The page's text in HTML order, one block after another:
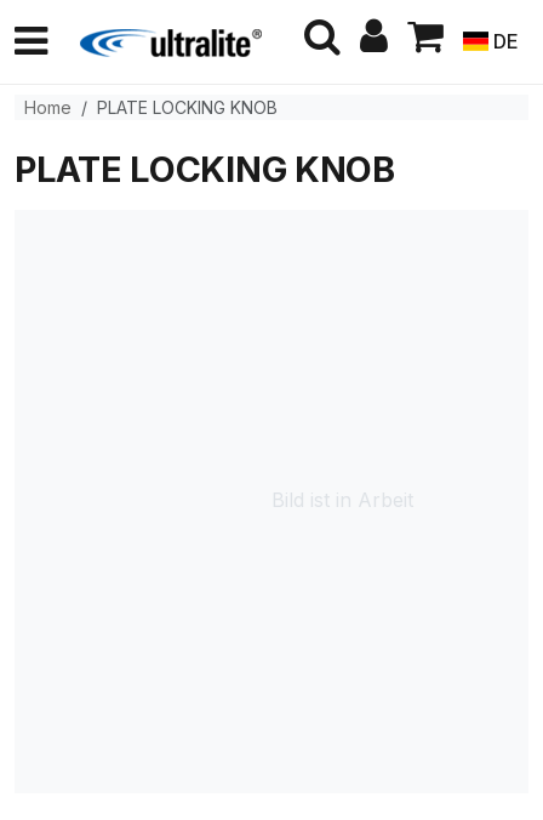
DE
Home PLATE LOCKING KNOB
PLATE LOCKING KNOB
Bild ist in Arbeit